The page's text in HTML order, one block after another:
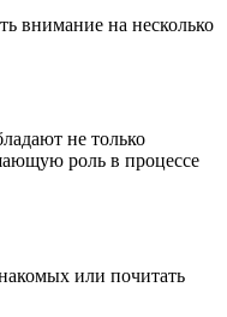
внимание на несколько
не только
роль в процессе
или почитать